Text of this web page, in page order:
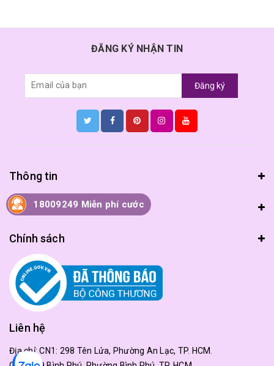
ĐĂNG KÝ NHẬN TIN
Đăng ký
Thông tin
Hướng dẫn
Chính sách
Liên hệ
Địa chỉ:CN1: 298 Tên Lửa, Phường An Lạc, TP. HCM.
18009249 Miễn phí cước